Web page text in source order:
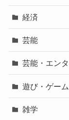
経済
芸能
芸能・エン
遊び・ゲーム
雑学